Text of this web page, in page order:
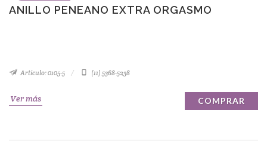
ANILLO PENEANO EXTRA ORGASMO
Artículo: 0105-5 (11) 5368-5238
Ver más COMPRAR